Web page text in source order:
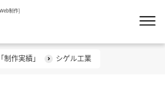
制作]
作実績」 シゲル工業